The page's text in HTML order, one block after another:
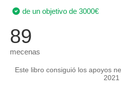
de un objetivo de 3000€
89
mecenas
Este libro consiguió los apoyos
2021